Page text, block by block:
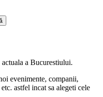
a Bucurestiului.
evenimente, companii,
astfel incat sa alegeti cele